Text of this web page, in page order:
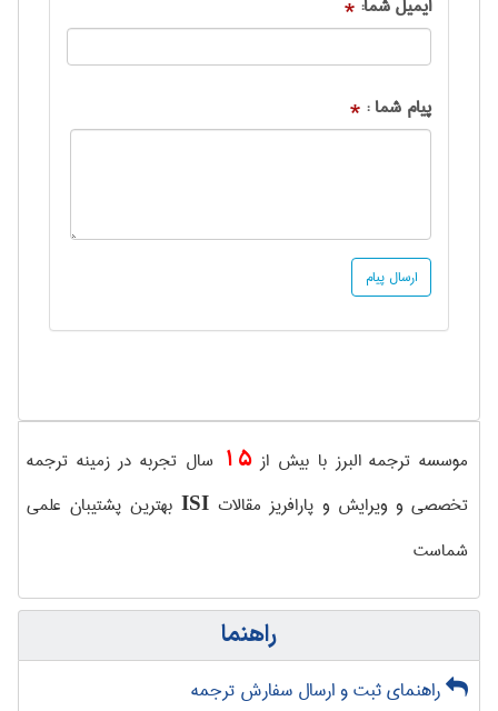
ایمیل شما: *
پیام شما : *
موسسه ترجمه البرز با بیش از15 سال تجربه در زمینه ترجمه
تخصصی و ویرایش و پارافریز مقالاتISI بهترین پشتیبان علمی
شماست
راهنما
راهنمای ثبت و ارسال سفارش ترجمه